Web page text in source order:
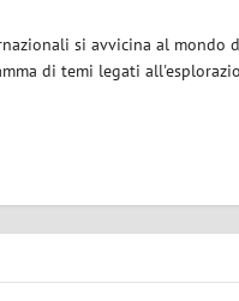
si avvicina al mondo
di temi legati